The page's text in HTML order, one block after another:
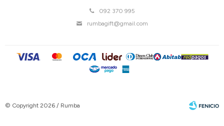
092 370 995
rumbagift@gmail.com
© Copyright 2026 / Rumba